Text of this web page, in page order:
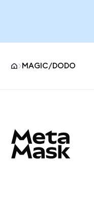
MAGIC/DODO